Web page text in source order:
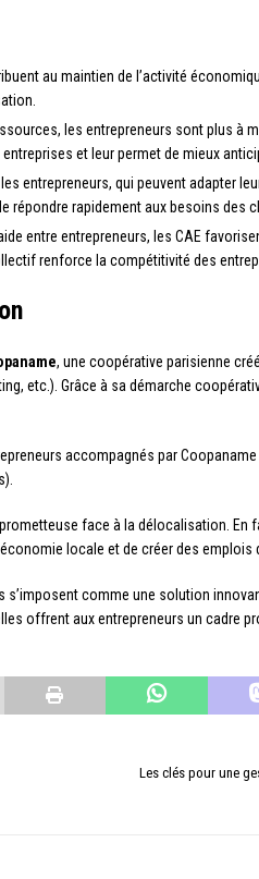
au maintien de l’activité
les entrepreneurs sont plus à
et leur permet de mieux
entrepreneurs, qui peuvent adapter
répondre rapidement aux besoins des
entre entrepreneurs, les CAE
renforce la compétitivité des
, une coopérative parisienne
etc.). Grâce à sa démarche
accompagnés par
face à la délocalisation.
locale et de créer des emplois
s’imposent comme une solution
offrent aux entrepreneurs un cadre
Les clés pour une